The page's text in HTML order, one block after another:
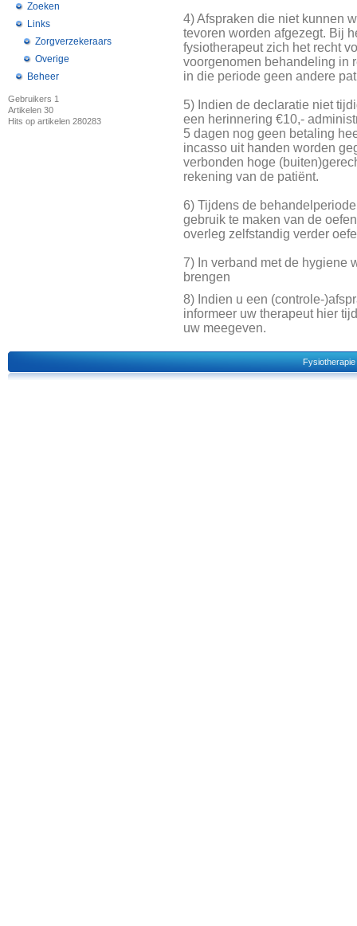
Zoeken
Links
Zorgverzekeraars
Overige
Beheer
Gebruikers 1
Artikelen 30
Hits op artikelen 280283
4) Afspraken die niet kunnen
tevoren worden afgezegt. Bij
fysiotherapeut zich het recht
voorgenomen behandeling in
in die periode geen andere
5) Indien de declaratie niet
een herinnering €10,-
5 dagen nog geen betaling
incasso uit handen worden
verbonden hoge
rekening van de patiënt.
6) Tijdens de
gebruik te maken van de
overleg zelfstandig verder
7) In verband met de hygiene
brengen
8) Indien u een (controle-
informeer uw therapeut hier
uw meegeven.